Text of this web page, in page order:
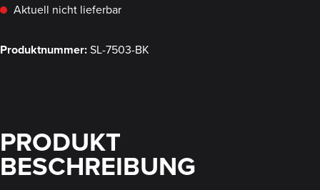
Aktuell nicht lieferbar
Produktnummer:SL-7503-BK
PRODUKT
BESCHREIBUNG